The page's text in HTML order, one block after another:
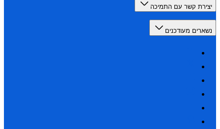
קשר עם התמיכה
מעודכנים